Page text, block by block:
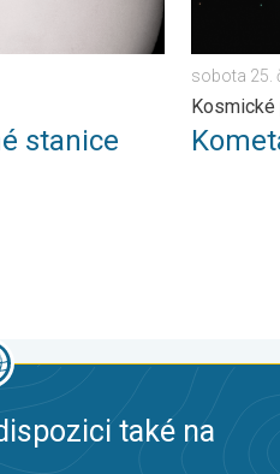
stanice
sobota 25.
také na